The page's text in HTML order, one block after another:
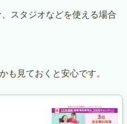
スタジオなどを使える場合
も見ておくと安心です。